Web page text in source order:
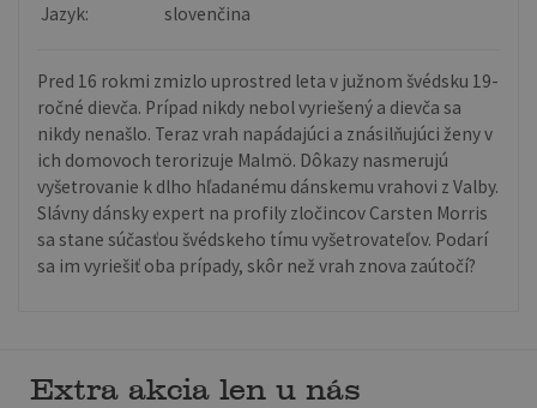
Jazyk:
slovenčina
Pred 16 rokmi zmizlo uprostred leta v južnom švédsku 19-
ročné dievča. Prípad nikdy nebol vyriešený a dievča sa
nikdy nenašlo. Teraz vrah napádajúci a znásilňujúci ženy v
ich domovoch terorizuje Malmö. Dôkazy nasmerujú
vyšetrovanie k dlho hľadanému dánskemu vrahovi z Valby.
Slávny dánsky expert na profily zločincov Carsten Morris
sa stane súčasťou švédskeho tímu vyšetrovateľov. Podarí
sa im vyriešiť oba prípady, skôr než vrah znova zaútočí?
Extra akcia len u nás